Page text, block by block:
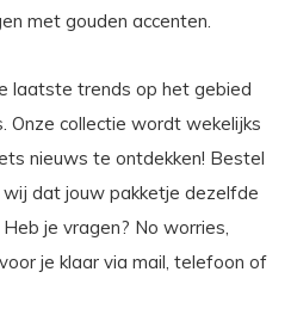
met gouden accenten.
laatste trends op het gebied
Onze collectie wordt wekelijks
nieuws te ontdekken! Bestel
dat jouw pakketje dezelfde
je vragen? No worries,
je klaar via mail, telefoon of